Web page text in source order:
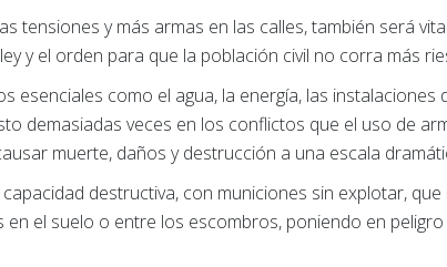
tensiones y más armas en las calles, también será
y el orden para que la población civil no corra más
esenciales como el agua, la energía, las instalaciones
demasiadas veces en los conflictos que el uso de
muerte, daños y destrucción a una escala
destructiva, con municiones sin explotar,
el suelo o entre los escombros, poniendo en